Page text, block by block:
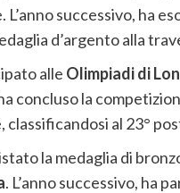
L’anno successivo, ha
d’argento alla
alle Olimpiadi di
concluso la
al 23°
la medaglia di
. L’anno successivo, ha